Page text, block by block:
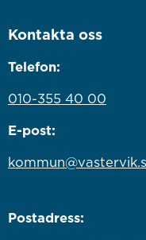
Kontakta oss
Telefon:
010-355 40 00
E-post:
Postadress: